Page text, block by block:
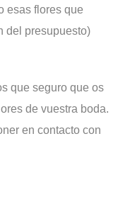
esas flores que
del presupuesto)
que seguro que os
de vuestra boda.
en contacto con